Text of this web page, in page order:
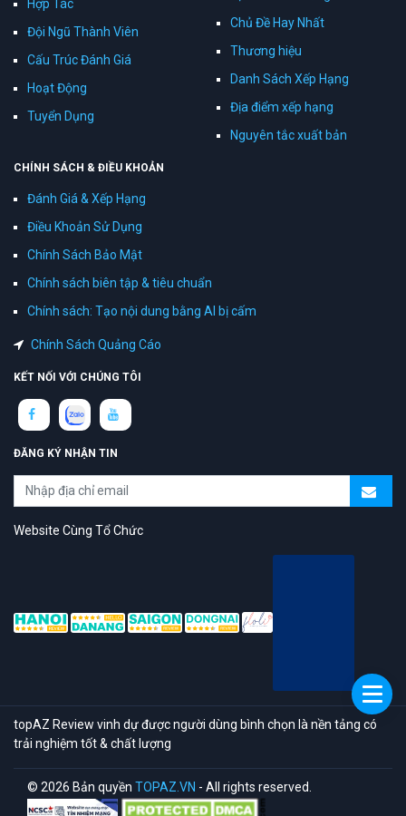
Hợp Tác
Đội Ngũ Thành Viên
Cấu Trúc Đánh Giá
Hoạt Động
Tuyển Dụng
Chủ Đề Hay Nhất
Thương hiệu
Danh Sách Xếp Hạng
Địa điểm xếp hạng
Nguyên tắc xuất bản
CHÍNH SÁCH & ĐIỀU KHOẢN
Đánh Giá & Xếp Hạng
Điều Khoản Sử Dụng
Chính Sách Bảo Mật
Chính sách biên tập & tiêu chuẩn
Chính sách: Tạo nội dung bằng AI bị cấm
Chính Sách Quảng Cáo
KẾT NỐI VỚI CHÚNG TÔI
ĐĂNG KÝ NHẬN TIN
Website Cùng Tổ Chức
topAZ Review vinh dự được người dùng bình chọn là nền tảng có
trải nghiệm tốt & chất lượng